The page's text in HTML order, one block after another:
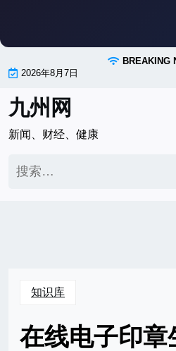
content
BREAKING
2026年8月7日
九州网
新闻、财经、健康
索：
知识库
在线电子印章